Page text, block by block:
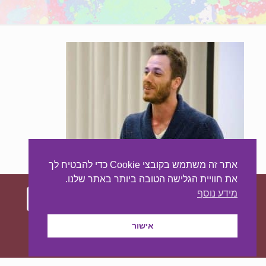
עיצוב ובניית האתר:מאסטר סייט - יצירת נוכחות
באינטרנט
אתר זה משתמש בקובצי Cookie כדי להבטיח לך
את חוויית הגלישה הטובה ביותר באתר שלנו.
מידע נוסף
אישור